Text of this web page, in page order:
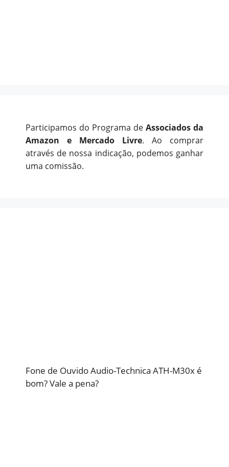
Participamos do Programa de Associados da
Amazon e Mercado Livre. Ao comprar
através de nossa indicação, podemos ganhar
uma comissão.
Fone de Ouvido Audio-Technica ATH-M30x é
bom? Vale a pena?